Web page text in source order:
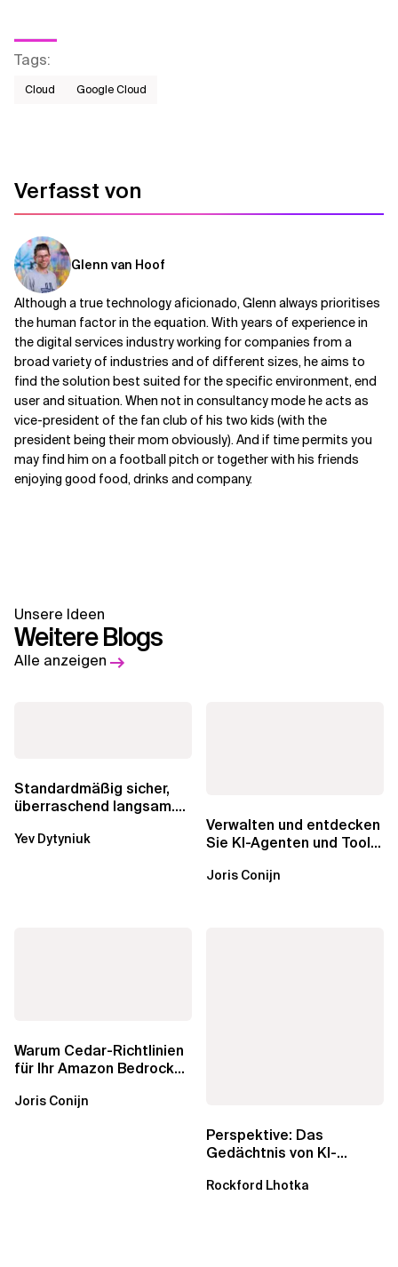
Tags:
Cloud Google Cloud
Verfasst von
Glenn van Hoof
Although a true technology aficionado, Glenn always prioritises
the human factor in the equation. With years of experience in
the digital services industry working for companies from a
broad variety of industries and of different sizes, he aims to
find the solution best suited for the specific environment, end
user and situation. When not in consultancy mode he acts as
vice-president of the fan club of his two kids (with the
president being their mom obviously). And if time permits you
may find him on a football pitch or together with his friends
enjoying good food, drinks and company.
Unsere Ideen
Weitere Blogs
Alle anzeigen
Standardmäßig sicher,
überraschend langsam.
über die RDS...
Yev Dytyniuk
Verwalten und entdecken
Sie KI-Agenten und Tools
AgentCore...
Joris Conijn
Warum Cedar-Richtlinien
für Ihr Amazon Bedrock
wichtig sind
Joris Conijn
Perspektive: Das
Gedächtnis von KI-
dem...
Rockford Lhotka